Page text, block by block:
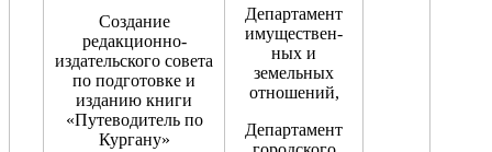
Создание
редакционно-
издательского совета
по подготовке и
изданию книги
«Путеводитель по
Кургану»
Департамент
имуществен-
ных и
земельных
отношений,
Департамент